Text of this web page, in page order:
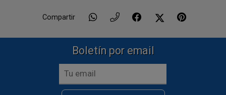
Compartir
Boletín por email